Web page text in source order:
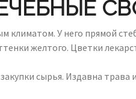
климатом. У него прямой
желтого. Цветки
сырья. Издавна трава